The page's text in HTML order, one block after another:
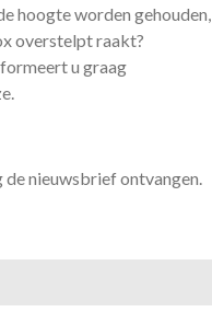
hoogte worden gehouden,
overstelpt raakt?
u graag
de nieuwsbrief ontvangen.